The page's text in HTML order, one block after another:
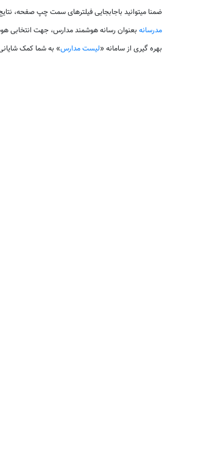
ضمنا میتوانید باجابجایی فیلترهای سمت چپ صفحه،
مدرسانه بعنوان رسانه هوشمند مدارس، جهت انتخابی
بهره گیری از سامانه «لیست مدارس» به شما کمک